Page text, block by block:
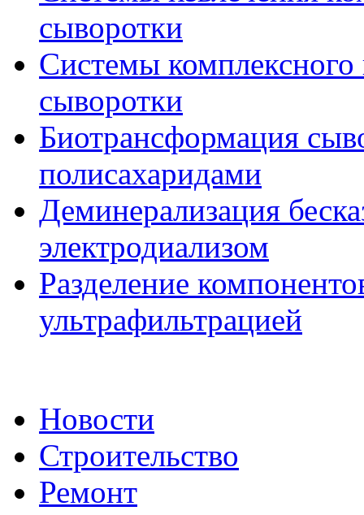
сыворотки
Системы
сыворотки
Биотрансформация
полисахаридами
Деминерализация
электродиализом
Разделение
ультрафильтрацией
Новости
Строительство
Ремонт